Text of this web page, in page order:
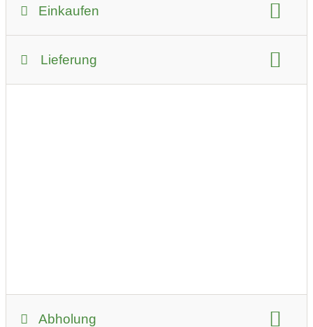
Einkaufen
PayPal
Bar
bevorzugter Kontakt:
Lieferung
Abholung